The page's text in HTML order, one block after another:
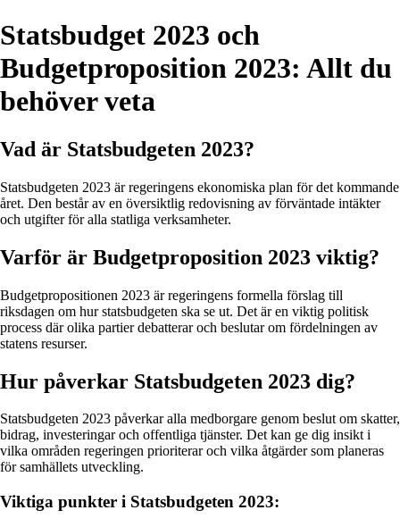
Statsbudget 2023 och
Budgetproposition 2023: Allt du
behöver veta
Vad är Statsbudgeten 2023?
Statsbudgeten 2023 är regeringens ekonomiska plan för det kommande
året. Den består av en översiktlig redovisning av förväntade intäkter
och utgifter för alla statliga verksamheter.
Varför är Budgetproposition 2023 viktig?
Budgetpropositionen 2023 är regeringens formella förslag till
riksdagen om hur statsbudgeten ska se ut. Det är en viktig politisk
process där olika partier debatterar och beslutar om fördelningen av
statens resurser.
Hur påverkar Statsbudgeten 2023 dig?
Statsbudgeten 2023 påverkar alla medborgare genom beslut om skatter,
bidrag, investeringar och offentliga tjänster. Det kan ge dig insikt i
vilka områden regeringen prioriterar och vilka åtgärder som planeras
för samhällets utveckling.
Viktiga punkter i Statsbudgeten 2023: